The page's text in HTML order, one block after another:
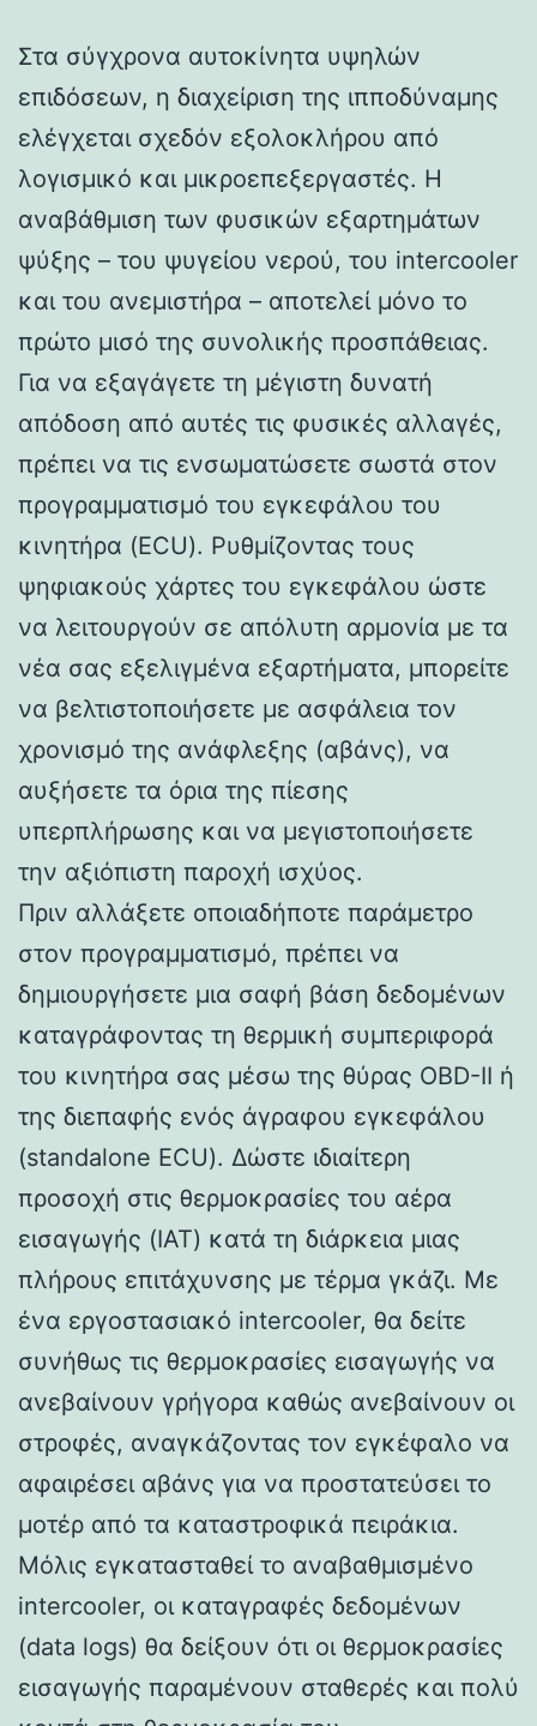
Στα σύγχρονα αυτοκίνητα υψηλών
επιδόσεων, η διαχείριση της ιπποδύναμης
ελέγχεται σχεδόν εξολοκλήρου από
λογισμικό και μικροεπεξεργαστές. Η
αναβάθμιση των φυσικών εξαρτημάτων
ψύξης – του ψυγείου νερού, του intercooler
και του ανεμιστήρα – αποτελεί μόνο το
πρώτο μισό της συνολικής προσπάθειας.
Για να εξαγάγετε τη μέγιστη δυνατή
απόδοση από αυτές τις φυσικές αλλαγές,
πρέπει να τις ενσωματώσετε σωστά στον
προγραμματισμό του εγκεφάλου του
κινητήρα (ECU). Ρυθμίζοντας τους
ψηφιακούς χάρτες του εγκεφάλου ώστε
να λειτουργούν σε απόλυτη αρμονία με τα
νέα σας εξελιγμένα εξαρτήματα, μπορείτε
να βελτιστοποιήσετε με ασφάλεια τον
χρονισμό της ανάφλεξης (αβάνς), να
αυξήσετε τα όρια της πίεσης
υπερπλήρωσης και να μεγιστοποιήσετε
την αξιόπιστη παροχή ισχύος.
Πριν αλλάξετε οποιαδήποτε παράμετρο
στον προγραμματισμό, πρέπει να
δημιουργήσετε μια σαφή βάση δεδομένων
καταγράφοντας τη θερμική συμπεριφορά
του κινητήρα σας μέσω της θύρας OBD-II ή
της διεπαφής ενός άγραφου εγκεφάλου
(standalone ECU). Δώστε ιδιαίτερη
προσοχή στις θερμοκρασίες του αέρα
εισαγωγής (IAT) κατά τη διάρκεια μιας
πλήρους επιτάχυνσης με τέρμα γκάζι. Με
ένα εργοστασιακό intercooler, θα δείτε
συνήθως τις θερμοκρασίες εισαγωγής να
ανεβαίνουν γρήγορα καθώς ανεβαίνουν οι
στροφές, αναγκάζοντας τον εγκέφαλο να
αφαιρέσει αβάνς για να προστατεύσει το
μοτέρ από τα καταστροφικά πειράκια.
Μόλις εγκατασταθεί το αναβαθμισμένο
intercooler, οι καταγραφές δεδομένων
(data logs) θα δείξουν ότι οι θερμοκρασίες
εισαγωγής παραμένουν σταθερές και πολύ